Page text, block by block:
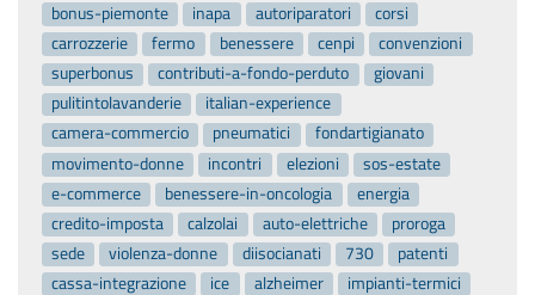
bonus-piemonte
inapa autoriparatori
corsi
carrozzerie
fermo benessere cenpi
convenzioni
superbonus
contributi-a-fondo-perduto
giovani
pulitintolavanderie
italian-experience
camera-commercio
pneumatici
fondartigianato
movimento-donne
incontri elezioni
sos-estate
e-commerce
benessere-in-oncologia
energia
credito-imposta
calzolai auto-elettriche
proroga
sede
violenza-donne diisocianati 730
patenti
cassa-integrazione
ice alzheimer impianti-termici